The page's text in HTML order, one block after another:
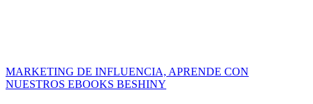
MARKETING DE INFLUENCIA, APRENDE CON
NUESTROS EBOOKS BESHINY